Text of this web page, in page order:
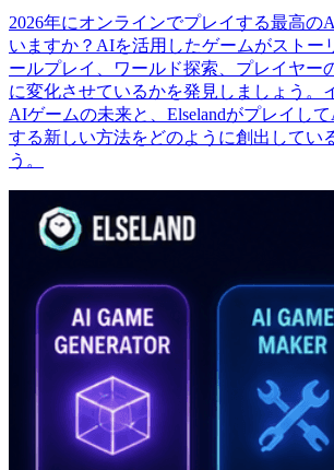
2026年にオンラインでプレイする最高の
いますか？AIを活用したゲームがストー
ールプレイ、ワールド探索、プレイヤー
に変化させているかを発見しましょう。
AIゲームの未来と、Elselandがプレイし
する新しい方法をどのように創出してい
う。